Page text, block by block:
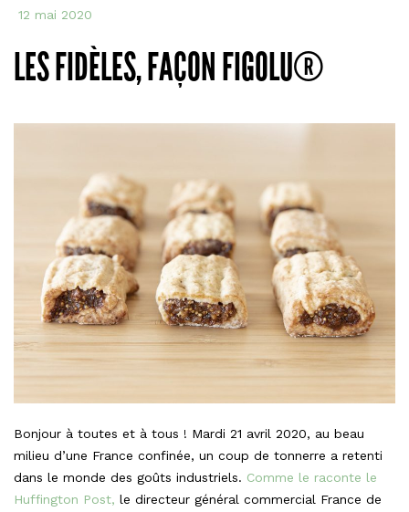
12 mai 2020
LES FIDÈLES, FAÇON FIGOLU®
Bonjour à toutes et à tous ! Mardi 21 avril 2020, au beau
milieu d’une France confinée, un coup de tonnerre a retenti
dans le monde des goûts industriels. Comme le raconte le
Huffington Post, le directeur général commercial France de